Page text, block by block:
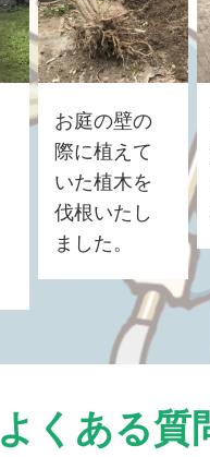
お庭の壁の
際に植えて
いた植木を
伐根いたし
ました。
よくある質